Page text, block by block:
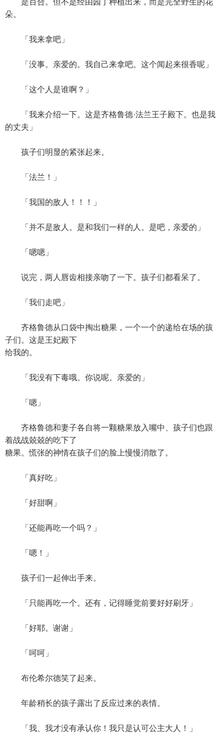
是百合。但不是经由园丁种植出来，而是完全野生的花
朵。
「我来拿吧」
「没事。亲爱的。我自己来拿吧。这个闻起来很香呢」
「这个人是谁啊？」
「我来介绍一下。这是齐格鲁德·法兰王子殿下。也是我
的丈夫」
孩子们明显的紧张起来。
「法兰！」
「我国的敌人！！！」
「并不是敌人。是和我们一样的人。是吧，亲爱的」
「嗯嗯」
说完，两人唇齿相接亲吻了一下。孩子们都看呆了。
「我们走吧」
齐格鲁德从口袋中掏出糖果，一个一个的递给在场的孩
子们。这是王妃殿下
给我的。
「我没有下毒哦。你说呢。亲爱的」
「嗯」
齐格鲁德和妻子各自将一颗糖果放入嘴中、孩子们也跟
着战战兢兢的吃下了
糖果。慌张的神情在孩子们的脸上慢慢消散了。
「真好吃」
「好甜啊」
「还能再吃一个吗？」
「嗯！」
孩子们一起伸出手来。
「只能再吃一个。还有，记得睡觉前要好好刷牙」
「好耶。谢谢」
「呵呵」
布伦希尔德笑了起来。
年龄稍长的孩子露出了反应过来的表情。
「我、我才没有承认你！我只是认可公主大人！」